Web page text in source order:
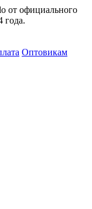
от официального
года.
Оптовикам